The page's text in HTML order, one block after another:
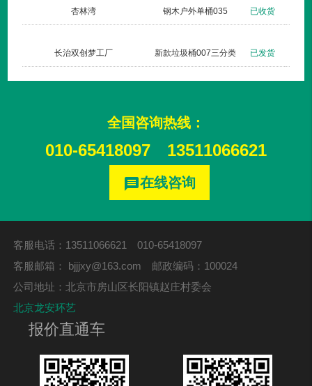
杏林湾 钢木户外单桶035 已收货
长治双创梦工厂 新款垃圾桶007三分类 已发货
全国咨询热线：
010-65418097 13511066621
message在线咨询
客服电话：13511066621 010-65418097
客服邮箱： bjjjxy@163.com 邮政编码：100024
公司地址：北京市房山区长阳镇赵庄村委会
北京龙安环艺
报价直通车